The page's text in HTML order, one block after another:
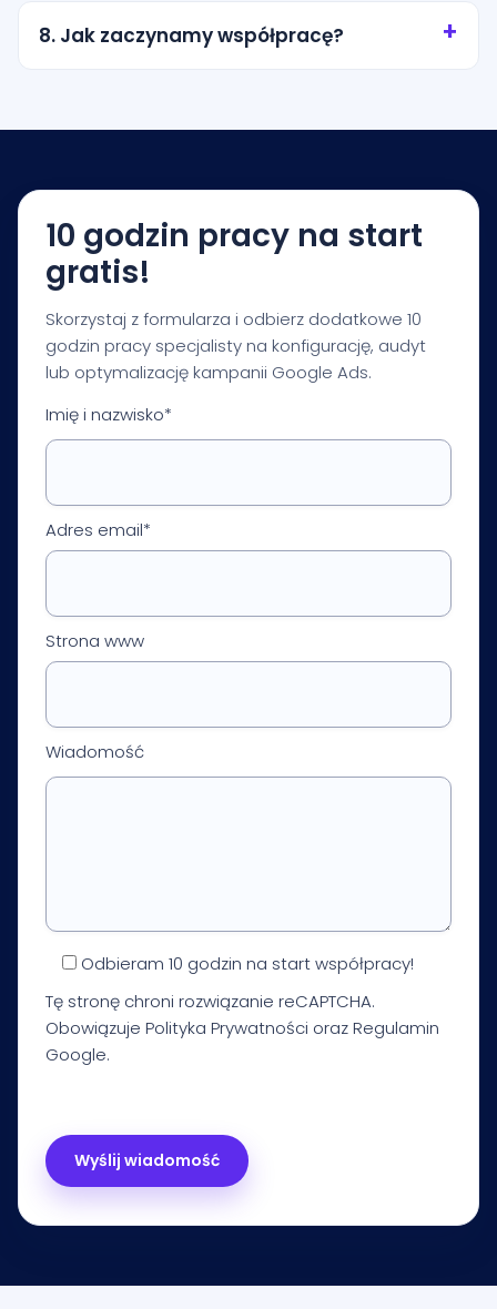
miasto, promień wokół lokalizacji albo wybrane
obszary obsługi. Zakres ustalamy tak, aby nie
8. Jak zaczynamy współpracę?
rekomendacje dotyczące budżetu, struktury
optymalizacji.
10 godzin pracy na start
gratis!
Skorzystaj z formularza i odbierz dodatkowe 10
godzin pracy specjalisty na konfigurację, audyt
lub optymalizację kampanii Google Ads.
Imię i nazwisko*
Adres email*
Strona www
Wiadomość
Odbieram 10 godzin na start współpracy!
Tę stronę chroni rozwiązanie reCAPTCHA.
Obowiązuje Polityka Prywatności orazRegulamin
Google.